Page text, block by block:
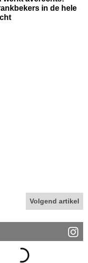
in de hele
Volgend artikel